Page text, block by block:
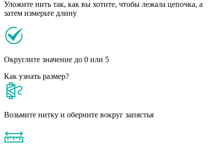
Уложите нить так, как вы хотите, чтобы лежала цепочка, а
затем измерьте длину
Округлите значение до 0 или 5
Как узнать размер?
Возьмите нитку и оберните вокруг запястья